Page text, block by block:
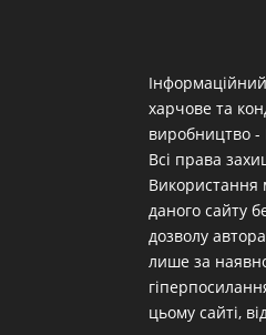
харчове та
виробництво
Всі права
Використання
даного сайту
дозволу
лише за
цьому сайті,